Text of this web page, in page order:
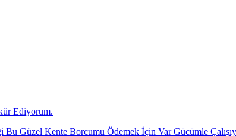
Ediyorum.
Güzel Kente Borcumu Ödemek İçin Var Gücümle